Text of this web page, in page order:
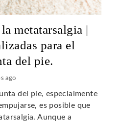
metatarsalgia |
para el
del pie.
ago
del pie, especialmente
es posible que
Aunque a